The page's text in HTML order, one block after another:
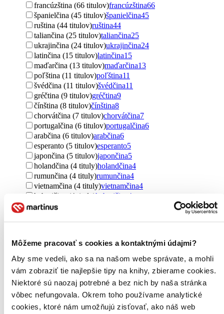
Môžeme pracovať s cookies a kontaktnými údajmi?
Aby sme vedeli, ako sa na našom webe správate, a mohli
vám zobraziť tie najlepšie tipy na knihy, zbierame cookies.
Niektoré sú naozaj potrebné a bez nich by naša stránka
vôbec nefungovala. Okrem toho používame analytické
cookies, ktoré nám umožňujú zisťovať, ako náš web
francúzština (66 titulov)francúzština66
španielčina (45 titulov)španielčina45
ruština (44 titulov)ruština44
taliančina (25 titulov)taliančina25
ukrajinčina (24 titulov)ukrajinčina24
latinčina (15 titulov)latinčina15
maďarčina (13 titulov)maďarčina13
poľština (11 titulov)poľština11
švédčina (11 titulov)švédčina11
gréčtina (9 titulov)gréčtina9
čínština (8 titulov)čínština8
chorvátčina (7 titulov)chorvátčina7
portugalčina (6 titulov)portugalčina6
arabčina (6 titulov)arabčina6
esperanto (5 titulov)esperanto5
japončina (5 titulov)japončina5
holandčina (4 tituly)holandčina4
rumunčina (4 tituly)rumunčina4
vietnamčina (4 tituly)vietnamčina4
hebrejčina (4 tituly)hebrejčina
4
fínčina (3 tituly)
srbčina (2 tituly)srbčina2
Ďalšie možnosti
Téma
učenie (292 titulov)učenie292
angličtina (263 titulov) angličtina263
láska (170 titulov)láska170